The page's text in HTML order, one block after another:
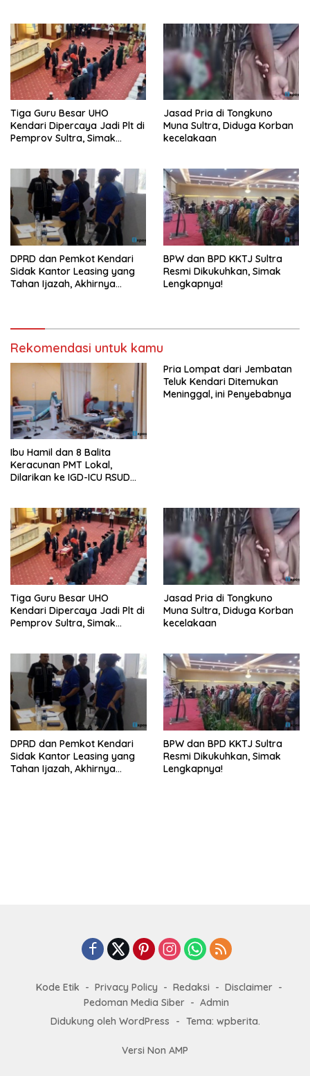
Tiga Guru Besar UHO
Kendari Dipercaya Jadi Plt di
Pemprov Sultra, Simak
Jasad Pria di Tongkuno
Muna Sultra, Diduga Korban
kecelakaan
DPRD dan Pemkot Kendari
Sidak Kantor Leasing yang
Tahan Ijazah, Akhirnya
BPW dan BPD KKTJ Sultra
Resmi Dikukuhkan, Simak
Lengkapnya!
Rekomendasi untuk kamu
Ibu Hamil dan 8 Balita
Keracunan PMT Lokal,
Dilarikan ke IGD-ICU RSUD
Pria Lompat dari Jembatan
Teluk Kendari Ditemukan
Meninggal, ini Penyebabnya
Tiga Guru Besar UHO
Kendari Dipercaya Jadi Plt di
Pemprov Sultra, Simak
Jasad Pria di Tongkuno
Muna Sultra, Diduga Korban
kecelakaan
DPRD dan Pemkot Kendari
Sidak Kantor Leasing yang
Tahan Ijazah, Akhirnya
BPW dan BPD KKTJ Sultra
Resmi Dikukuhkan, Simak
Lengkapnya!
Kode Etik Privacy Policy Redaksi
Disclaimer
Pedoman Media Siber
Admin
Didukung oleh WordPress
- Tema: wpberita.
Versi Non AMP